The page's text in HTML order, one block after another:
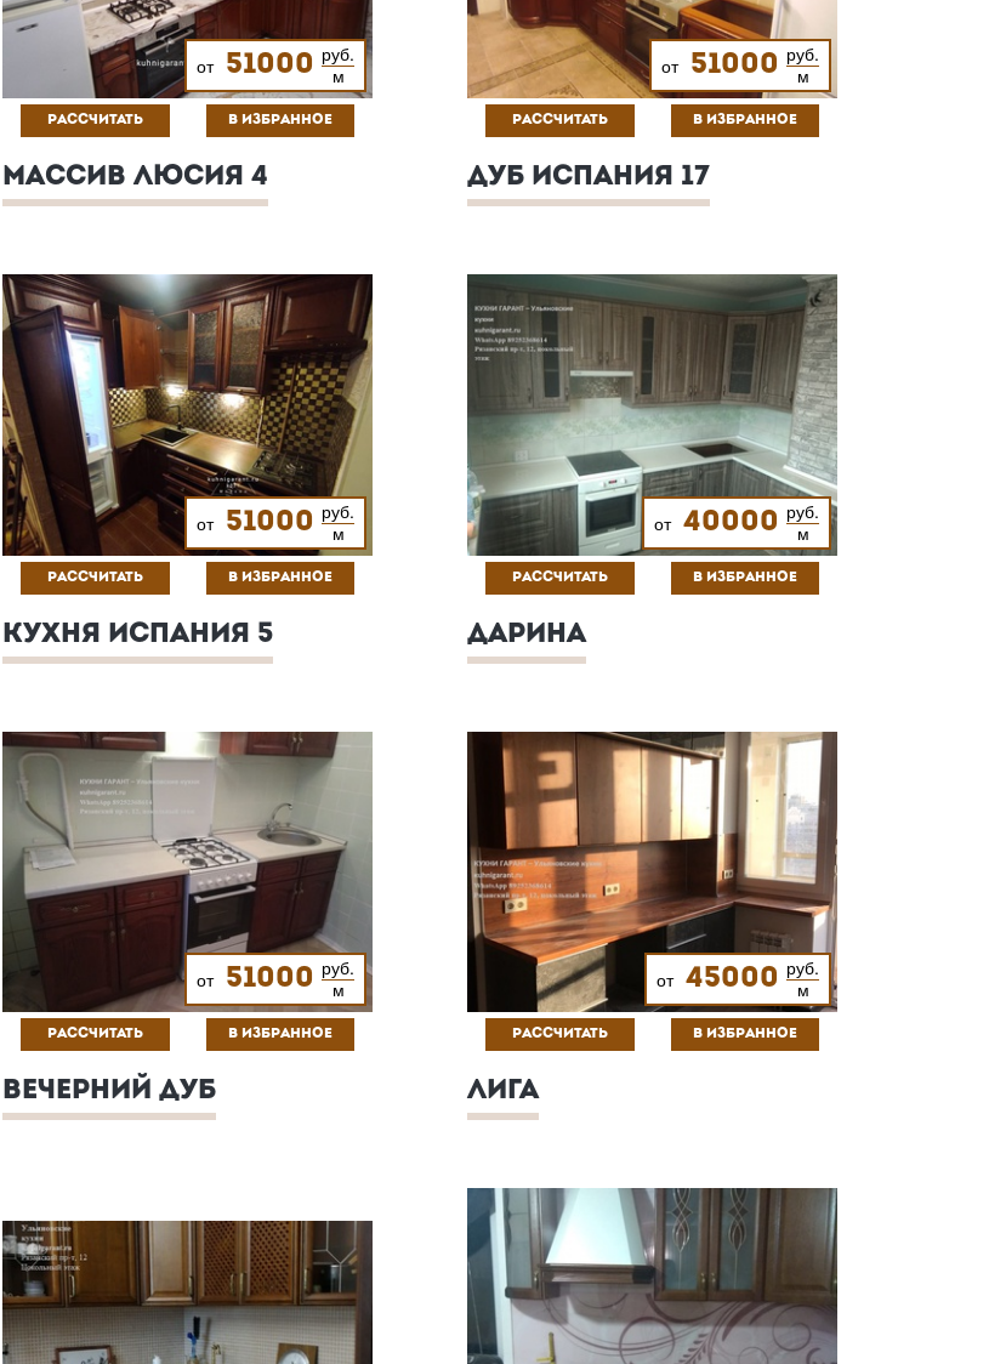
от 51000 руб.
м
РАССЧИТАТЬ В ИЗБРАННОЕ
МАССИВ ЛЮСИЯ 4
от 51000 руб.
м
РАССЧИТАТЬ В ИЗБРАННОЕ
ДУБ ИСПАНИЯ 17
от 51000 руб.
м
РАССЧИТАТЬ В ИЗБРАННОЕ
КУХНЯ ИСПАНИЯ 5
от 40000 руб.
м
РАССЧИТАТЬ В ИЗБРАННОЕ
ДАРИНА
от 51000 руб.
м
РАССЧИТАТЬ В ИЗБРАННОЕ
ВЕЧЕРНИЙ ДУБ
от 45000 руб.
м
РАССЧИТАТЬ В ИЗБРАННОЕ
ЛИГА